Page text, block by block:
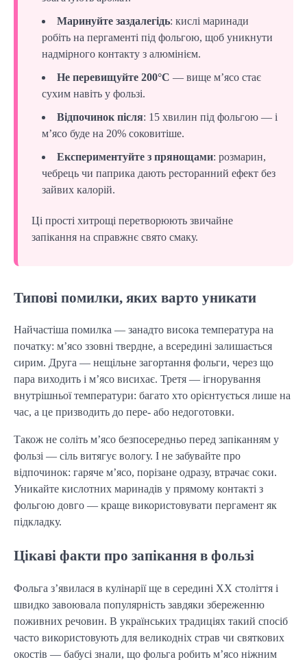
Маринуйте заздалегідь: кислі маринади
робіть на пергаменті під фольгою, щоб уникнути
надмірного контакту з алюмінієм.
Не перевищуйте 200°C — вище м’ясо стає
сухим навіть у фользі.
Відпочинок після: 15 хвилин під фольгою — і
м’ясо буде на 20% соковитіше.
Експериментуйте з прянощами: розмарин,
чебрець чи паприка дають ресторанний ефект без
зайвих калорій.
Ці прості хитрощі перетворюють звичайне
запікання на справжнє свято смаку.
Типові помилки, яких варто уникати
Найчастіша помилка — занадто висока температура на
початку: м’ясо ззовні твердне, а всередині залишається
сирим. Друга — нещільне загортання фольги, через що
пара виходить і м’ясо висихає. Третя — ігнорування
внутрішньої температури: багато хто орієнтується лише на
час, а це призводить до пере- або недоготовки.
Також не соліть м’ясо безпосередньо перед запіканням у
фользі — сіль витягує вологу. І не забувайте про
відпочинок: гаряче м’ясо, порізане одразу, втрачає соки.
Уникайте кислотних маринадів у прямому контакті з
фольгою довго — краще використовувати пергамент як
підкладку.
Цікаві факти про запікання в фользі
Фольга з’явилася в кулінарії ще в середині XX століття і
швидко завоювала популярність завдяки збереженню
поживних речовин. В українських традиціях такий спосіб
часто використовують для великодніх страв чи святкових
окостів — бабусі знали, що фольга робить м’ясо ніжним